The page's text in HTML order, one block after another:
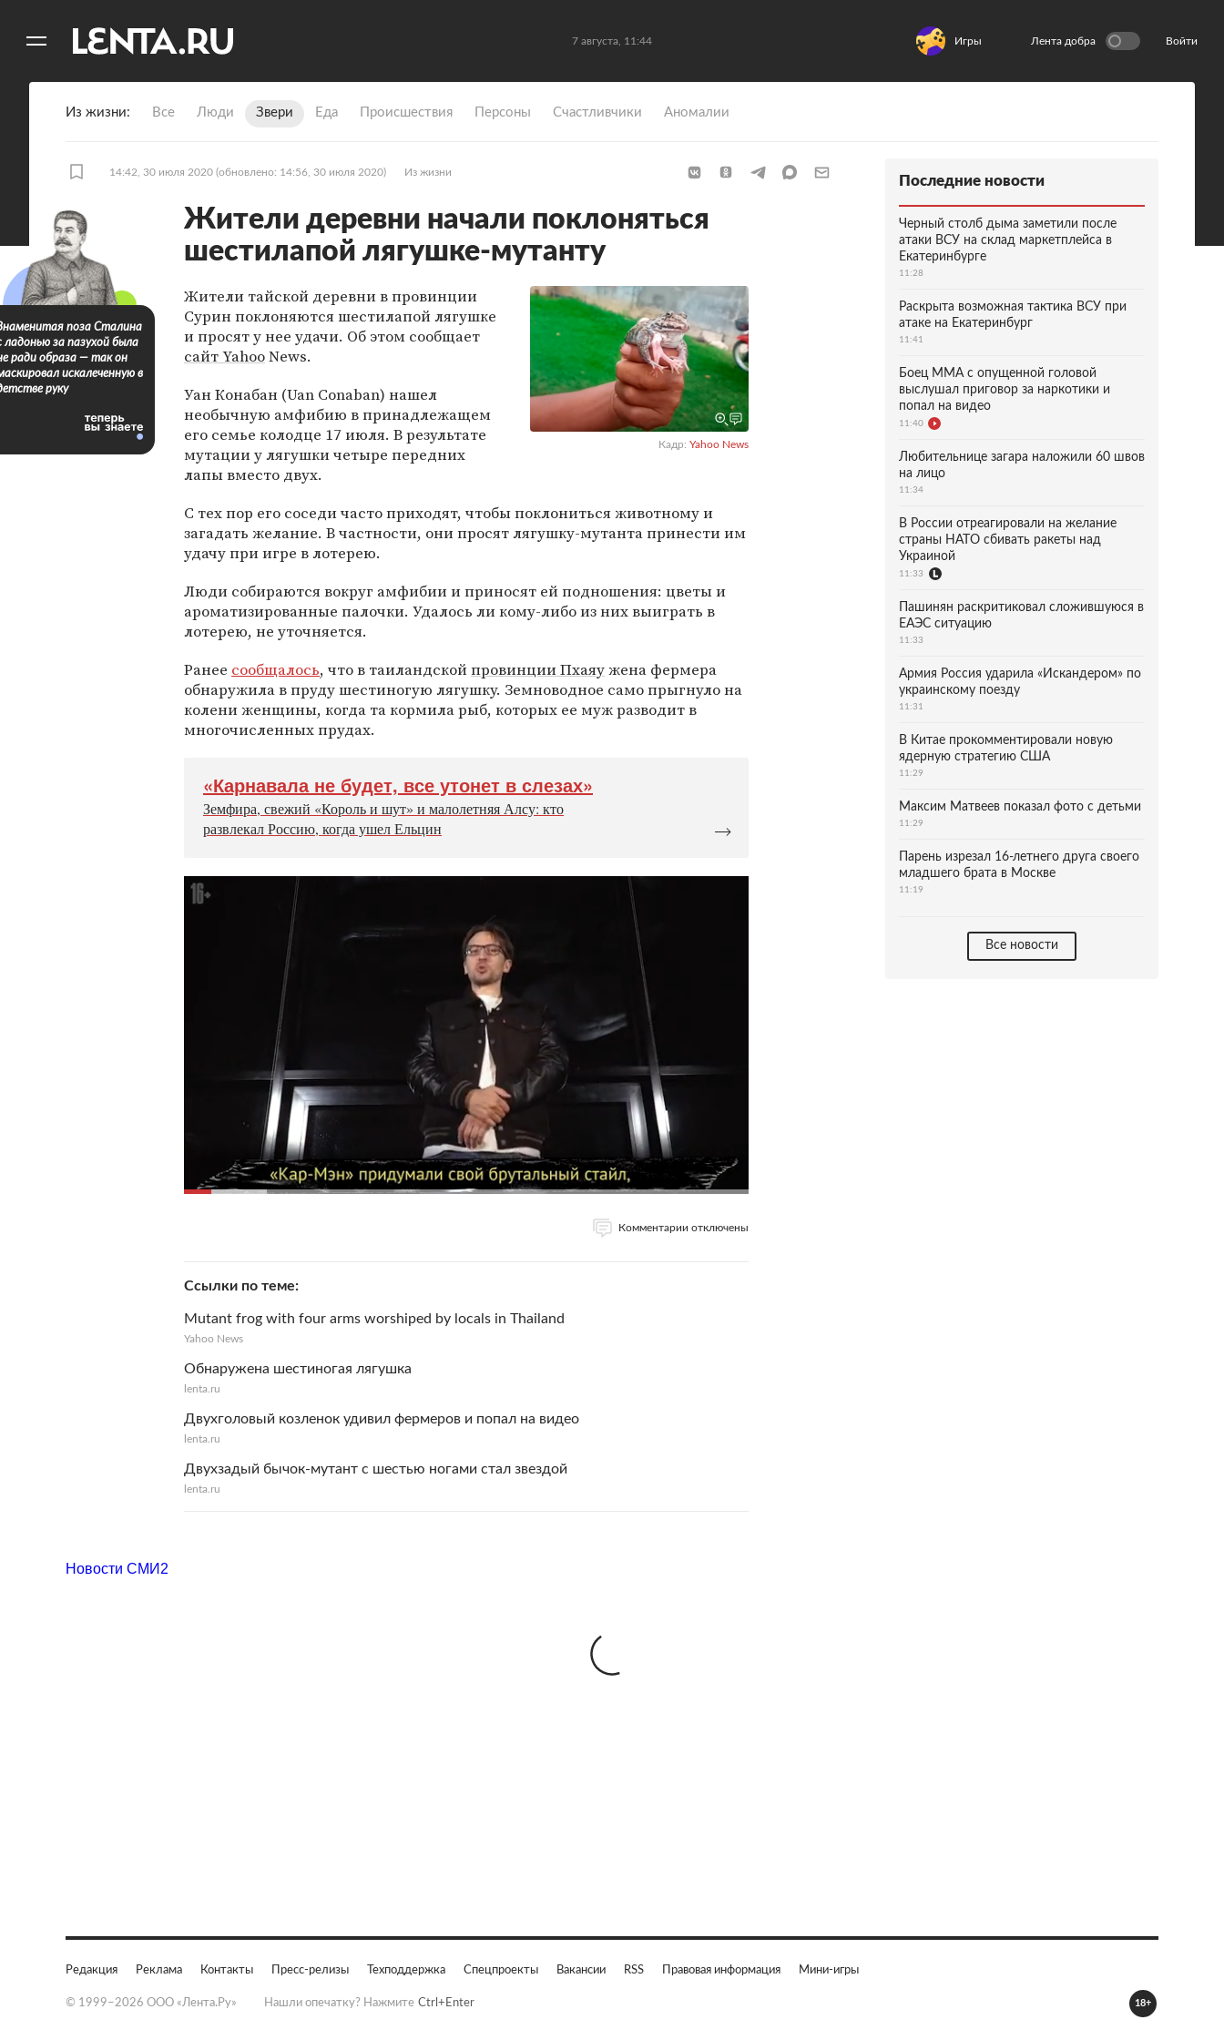
7 августа, 11:44 Игры Лента добра Войти
Из жизни Все Люди Звери Еда Происшествия Персоны Счастливчики Аномалии
14:42, 30 июля 2020 (обновлено: 14:56, 30 июля 2020) Из жизни
Жители деревни начали поклоняться
шестилапой лягушке-мутанту
Кадр: Yahoo News
Жители тайской деревни в провинции
Сурин поклоняются шестилапой лягушке
и просят у нее удачи. Об этом сообщает
сайт YahooNews.
Уан Конабан (Uan Conaban) нашел
необычную амфибию в принадлежащем
его семье колодце 17 июля. В результате
мутации у лягушки четыре передних
лапы вместо двух.
С тех пор его соседи часто приходят, чтобы поклониться животному и
загадать желание. В частности, они просят лягушку-мутанта принести им
удачу при игре в лотерею.
Люди собираются вокруг амфибии и приносят ей подношения: цветы и
ароматизированные палочки. Удалось ли кому-либо из них выиграть в
лотерею, не уточняется.
Ранее сообщалось, что в таиландскойпровинции Пхаяужена фермера
обнаружила в пруду шестиногую лягушку. Земноводное само прыгнуло на
колени женщины, когда та кормила рыб, которых ее муж разводит в
многочисленных прудах.
«Карнавала не будет, все утонет в слезах»
Земфира, свежий «Король и шут» и малолетняя Алсу: кто
развлекал Россию, когда ушел Ельцин
Комментарии отключены
Ссылки по теме
Mutant frog with four arms worshiped by locals in Thailand
Yahoo News
Обнаружена шестиногая лягушка
lenta.ru
Двухголовый козленок удивил фермеров и попал на видео
lenta.ru
Двухзадый бычок-мутант с шестью ногами стал звездой
lenta.ru
поза Сталина
ладонью за пазухой была
ради образа — так он
искалеченную в
руку
Последние новости
Черный столб дыма заметили после
атаки ВСУ на склад маркетплейса в
Екатеринбурге
11:28
Раскрыта возможная тактика ВСУ при
атаке на Екатеринбург
11:41
Боец ММА с опущенной головой
выслушал приговор за наркотики и
попал на видео
11:40
Любительнице загара наложили 60 швов
на лицо
11:34
В России отреагировали на желание
страны НАТО сбивать ракеты над
Украиной
11:33
Пашинян раскритиковал сложившуюся в
ЕАЭС ситуацию
11:33
Армия Россия ударила «Искандером» по
украинскому поезду
11:31
В Китае прокомментировали новую
ядерную стратегию США
11:29
Максим Матвеев показал фото с детьми
11:29
Парень изрезал 16-летнего друга своего
младшего брата в Москве
11:19
Все новости
Новости СМИ2
Редакция Реклама Контакты Пресс-релизы Техподдержка Спецпроекты Вакансии RSS Правовая информация Мини-игры
© 1999–2026 ООО «Лента.Ру» Нашли опечатку? Нажмите Ctrl+Enter 18+